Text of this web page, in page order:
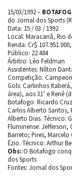
15/03/1992 –
do Jornal dos Sports
Data: 15 / 03 / 1992
Local: Maracanã, Rio
Renda: Cr$
Público: 22.484
Árbitro: Léo Feldman
Assistentes: Nílton
Competição:
Gols: Carlinhos
área), aos 31’ e Renê
Botafogo: Ricardo
Carlos Alberto Santos,
Alberto Dias. Técnico:
Fluminense: Jefferson,
Barreto; Pires,
Ézio. Técnico: Arthur
Obs: O Botafogo
dos Sports
Fontes: Jornal dos